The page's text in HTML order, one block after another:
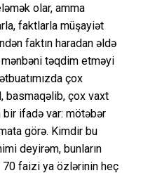
olar, amma
faktlarla müşayiət
faktın haradan əldə
təqdim etməyi
çox
basmaqəlib, çox vaxt
ifadə var: mötəbər
görə. Kimdir bu
deyirəm, bunların
70 faizi ya özlərinin heç